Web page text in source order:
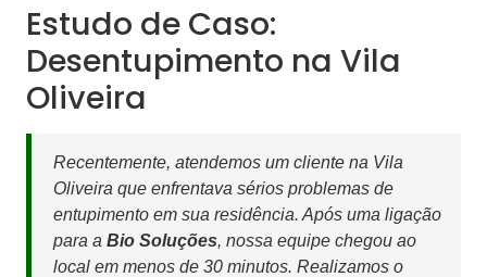
Estudo de Caso:
Desentupimento na Vila
Oliveira
Recentemente, atendemos um cliente na Vila
Oliveira que enfrentava sérios problemas de
entupimento em sua residência. Após uma ligação
para a Bio Soluções, nossa equipe chegou ao
local em menos de 30 minutos. Realizamos o